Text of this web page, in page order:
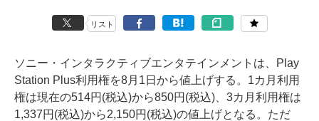
リスト
ソニー・インタラクティブエンタテインメントは、Play
Station Plus利用権を8月1日から値上げする。1カ月利用
権は現在の514円(税込)から850円(税込)、3カ月利用権は
1,337円(税込)から2,150円(税込)の値上げとなる。ただ